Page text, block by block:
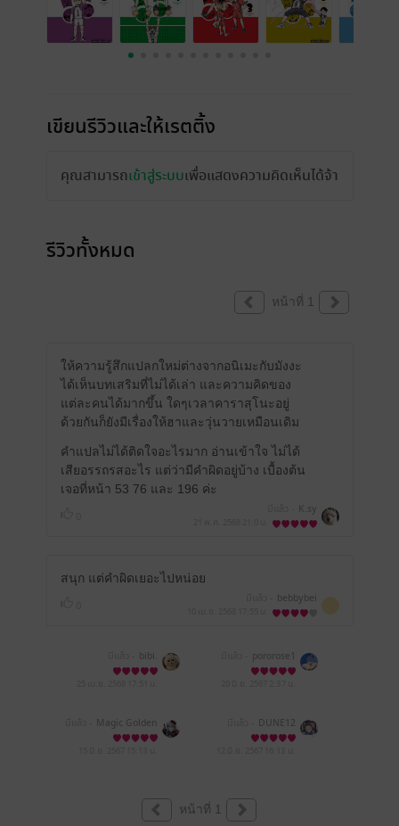
เขียนรีวิวและให้เรตติ้ง
คุณสามารถเข้าสู่ระบบเพื่อแสดงความคิดเห็นได้จ้า
รีวิวทั้งหมด
หน้าที่ 1
ให้ความรู้สึกแปลกใหม่ต่างจากอนิเมะกับมังงะ
ได้เห็นบทเสริมที่ไม่ได้เล่า และความคิดของ
แต่ละคนได้มากขึ้น ใดๆเวลาคาราสุโนะอยู่
ด้วยกันก็ยังมีเรื่องให้ฮาและวุ่นวายเหมือนเดิม
คำแปลไม่ได้ติดใจอะไรมาก อ่านเข้าใจ ไม่ได้
เสียอรรถรสอะไร แต่ว่ามีคำผิดอยู่บ้าง เบื้องต้น
เจอที่หน้า 53 76 และ 196 ค่ะ
K.sy
สนุก แต่คำผิดเยอะไปหน่อย
bebbybei
bibi. pororose1
Magic Golden DUNE12
หน้าที่ 1